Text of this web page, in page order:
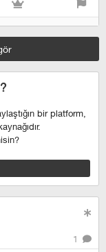
bir platform,
1